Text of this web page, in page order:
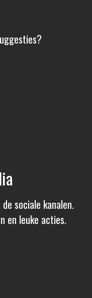
sociale kanalen.
en leuke acties.